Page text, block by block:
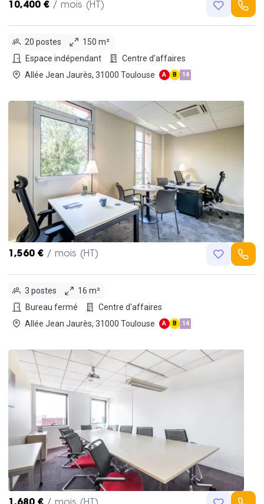
10,400 € / mois (HT)
20 postes
150 m²
Espace indépendant
Centre d'affaires
Allée Jean Jaurès, 31000 Toulouse
A B 14
1,560 € / mois (HT)
3 postes
16 m²
Bureau fermé
Centre d'affaires
Allée Jean Jaurès, 31000 Toulouse
A B 14